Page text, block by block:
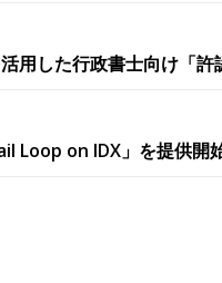
用した行政書士向け「許
Loop on IDX」を提供開